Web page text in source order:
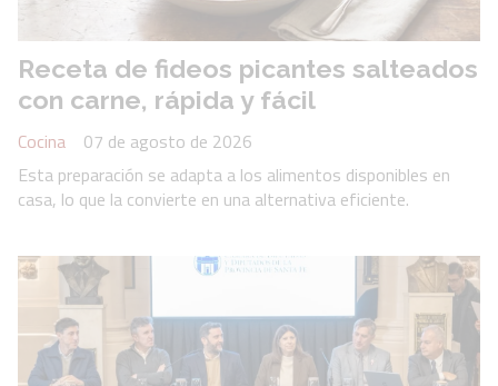
Receta de fideos picantes salteados
con carne, rápida y fácil
Cocina
07 de agosto de 2026
Esta preparación se adapta a los alimentos disponibles en
casa, lo que la convierte en una alternativa eficiente.